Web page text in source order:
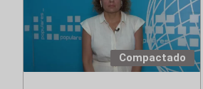
Compactado